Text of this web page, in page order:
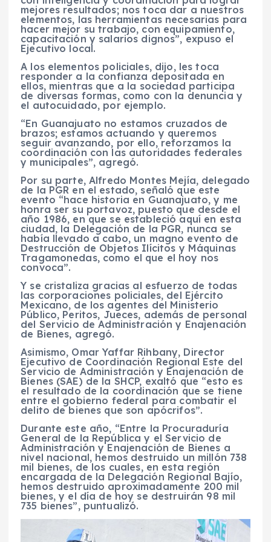
mejores resultados; nos toca dar a nuestros
elementos, las herramientas necesarias para
hacer mejor su trabajo, con equipamiento,
capacitación y salarios dignos”, expuso el
Ejecutivo local.
A los elementos policiales, dijo, les toca
responder a la confianza depositada en
ellos, mientras que a la sociedad participa
de diversas formas, como con la denuncia y
el autocuidado, por ejemplo.
“En Guanajuato no estamos cruzados de
brazos; estamos actuando y queremos
seguir avanzando, por ello, reforzamos la
coordinación con las autoridades federales
y municipales”, agregó.
Por su parte, Alfredo Montes Mejía, delegado
de la PGR en el estado, señaló que este
evento “hace historia en Guanajuato, y me
honra ser su portavoz, puesto que desde el
año 1986, en que se estableció aquí en esta
ciudad, la Delegación de la PGR, nunca se
había llevado a cabo, un magno evento de
Destrucción de Objetos Ilícitos y Máquinas
Tragamonedas, como el que el hoy nos
convoca”.
Y se cristaliza gracias al esfuerzo de todas
las corporaciones policiales, del Ejército
Mexicano, de los agentes del Ministerio
Público, Peritos, Jueces, además de personal
del Servicio de Administración y Enajenación
de Bienes, agregó.
Asimismo, Omar Yaffar Rihbany, Director
Ejecutivo de Coordinación Regional Este del
Servicio de Administración y Enajenación de
Bienes (SAE) de la SHCP, exaltó que “esto es
el resultado de la coordinación que se tiene
entre el gobierno federal para combatir el
delito de bienes que son apócrifos”.
Durante este año, “Entre la Procuraduría
General de la República y el Servicio de
Administración y Enajenación de Bienes a
nivel nacional, hemos destruido un millón 738
mil bienes, de los cuales, en esta región
encargada de la Delegación Regional Bajío,
hemos destruido aproximadamente 200 mil
bienes, y el día de hoy se destruirán 98 mil
735 bienes”, puntualizó.